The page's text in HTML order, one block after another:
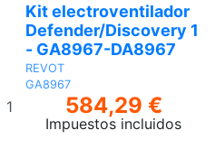
Añadir
al
carrito
Kit electroventilador
Defender/Discovery 1
- GA8967-DA8967
REVOT
GA8967
584,29 €
Impuestos incluidos